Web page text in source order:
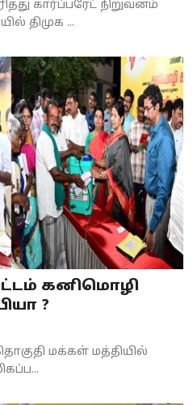
கார்ப்பரேட் நிறுவனம்
திமுக ...
கனிமொழி
?
மக்கள் மத்தியில்